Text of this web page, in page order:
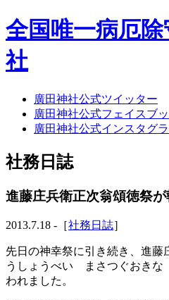
全国唯一病厄
社
ホーム
社務日誌
お知らせ
年間祭事のご案内
お願いごと
神前結婚式
ご相談
八甲田山神社
海葬
古墳型合葬
廣田神社公式ツイッター
廣田神社公式フェイスブ
廣田神社公式インスタグ
社務日誌
進藤庄兵衛正次翁頌徳祭が
2013.7.18 -［社務日誌］
先日の神幸祭に引き続き、進
うしょうべい まさつぐおき
われました。